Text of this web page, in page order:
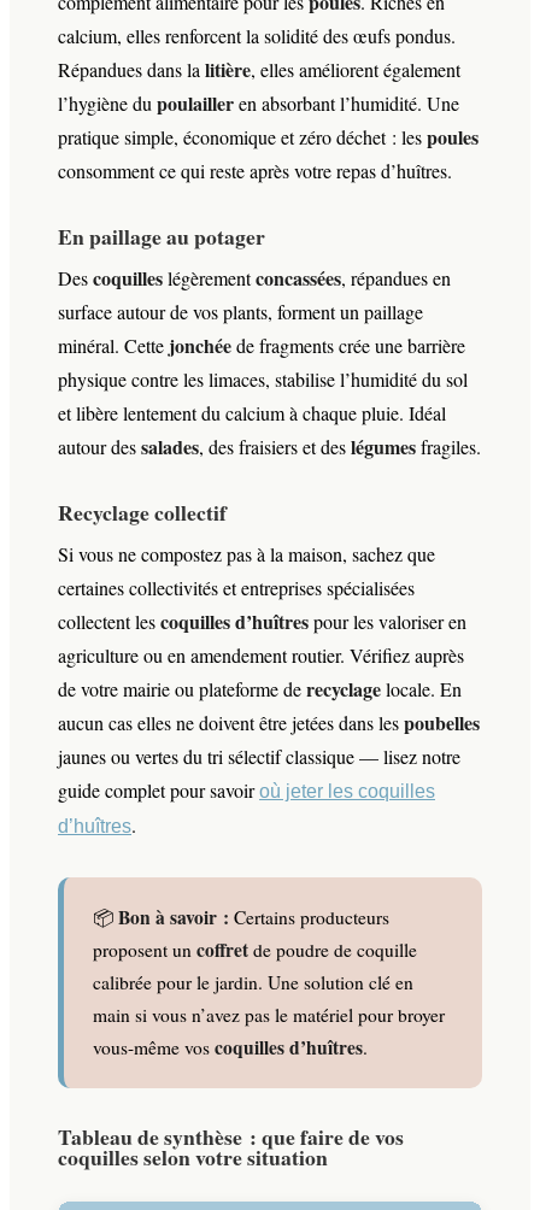
calcium, elles renforcent la solidité des œufs pondus.
Répandues dans la litière, elles améliorent également
l’hygiène du poulailleren absorbant l’humidité. Une
pratique simple, économique et zéro déchet : lespoules
consomment ce qui reste après votre repas d’huîtres.
En paillage au potager
Descoquilleslégèrementconcassées, répandues en
surface autour de vos plants, forment un paillage
minéral. Cette jonchéede fragments crée une barrière
physique contre les limaces, stabilise l’humidité du sol
et libère lentement du calcium à chaque pluie. Idéal
autour dessalades, des fraisiers et deslégumesfragiles.
Recyclage collectif
Si vous ne compostez pas à la maison, sachez que
certaines collectivités et entreprises spécialisées
collectent lescoquilles d’huîtrespour les valoriser en
agriculture ou en amendement routier. Vérifiez auprès
de votre mairie ou plateforme derecyclagelocale. En
aucun cas elles ne doivent être jetées dans lespoubelles
jaunes ou vertes du tri sélectif classique — lisez notre
guide complet pour savoiroù jeter les coquilles
d’huîtres.
📦 Bon à savoir : Certains producteurs
proposent un coffret de poudre de coquille
calibrée pour le jardin. Une solution clé en
main si vous n’avez pas le matériel pour broyer
vous-même vos coquilles d’huîtres.
Tableau de synthèse : que faire de vos
coquilles selon votre situation